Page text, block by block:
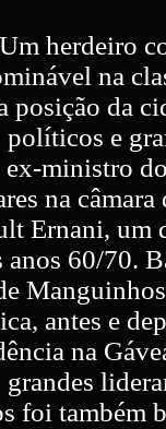
herdeiro
na
posição da
políticos e
ex-ministro
na
Ernani, um
anos 60/70.
antes e
na
grandes
foi também